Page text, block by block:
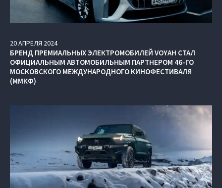
20АПРЕЛЯ 2024
БРЕНД ПРЕМИАЛЬНЫХ ЭЛЕКТРОМОБИЛЕЙ VOYAH СТАЛ
ОФИЦИАЛЬНЫМ АВТОМОБИЛЬНЫМ ПАРТНЕРОМ 46-ГО
МОСКОВСКОГО МЕЖДУНАРОДНОГО КИНОФЕСТИВАЛЯ
(ММКФ)